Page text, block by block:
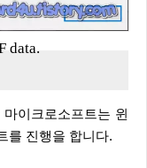
data.
를 진행을 합니다.